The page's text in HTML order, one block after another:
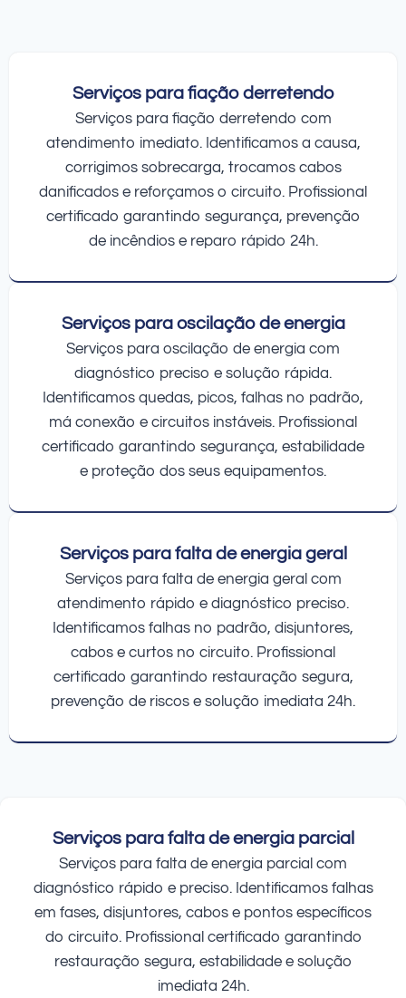
Serviços para fiação derretendo
Serviços para fiação derretendo com
atendimento imediato. Identificamos a causa,
corrigimos sobrecarga, trocamos cabos
danificados e reforçamos o circuito. Profissional
certificado garantindo segurança, prevenção
de incêndios e reparo rápido 24h.
Serviços para oscilação de energia
Serviços para oscilação de energia com
diagnóstico preciso e solução rápida.
Identificamos quedas, picos, falhas no padrão,
má conexão e circuitos instáveis. Profissional
certificado garantindo segurança, estabilidade
e proteção dos seus equipamentos.
Serviços para falta de energia geral
Serviços para falta de energia geral com
atendimento rápido e diagnóstico preciso.
Identificamos falhas no padrão, disjuntores,
cabos e curtos no circuito. Profissional
certificado garantindo restauração segura,
prevenção de riscos e solução imediata 24h.
Serviços para falta de energia parcial
Serviços para falta de energia parcial com
diagnóstico rápido e preciso. Identificamos falhas
em fases, disjuntores, cabos e pontos específicos
do circuito. Profissional certificado garantindo
restauração segura, estabilidade e solução
imediata 24h.